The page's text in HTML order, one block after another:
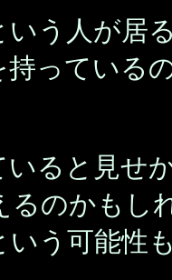
いう人が居
持っている
ると見せ
るのかもし
う可能性